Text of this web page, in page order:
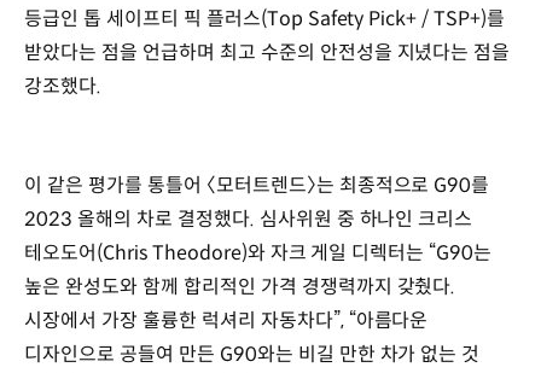
등급인 톱 세이프티 픽 플러스(Top Safety Pick+ / TSP+)를
받았다는 점을 언급하며 최고 수준의 안전성을 지녔다는 점을
강조했다.
이 같은 평가를 통틀어 〈모터트렌드〉는 최종적으로 G90를
2023 올해의 차로 결정했다. 심사위원 중 하나인 크리스
테오도어(Chris Theodore)와 자크 게일 디렉터는 “G90는
높은 완성도와 함께 합리적인 가격 경쟁력까지 갖췄다.
시장에서 가장 훌륭한 럭셔리 자동차다”, “아름다운
디자인으로 공들여 만든 G90와는 비길 만한 차가 없는 것